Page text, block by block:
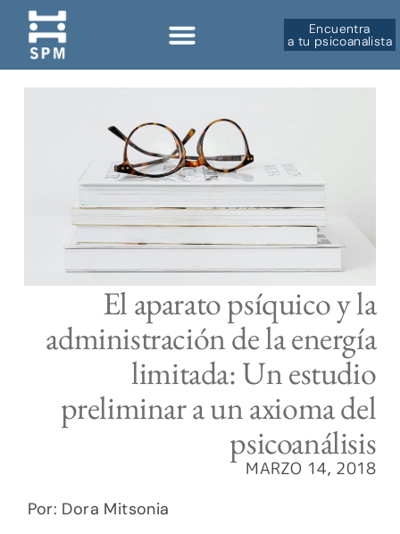
Encuentra
a tu psicoanalista
El aparato psíquico y la
administración de la energía
limitada: Un estudio
preliminar a un axioma del
psicoanálisis
MARZO 14, 2018
Por: Dora Mitsonia